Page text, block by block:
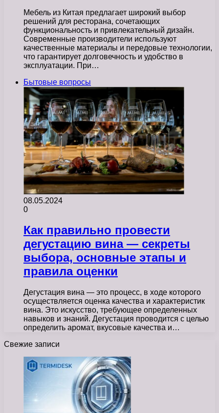
Мебель из Китая предлагает широкий выбор
решений для ресторана, сочетающих
функциональность и привлекательный дизайн.
Современные производители используют
качественные материалы и передовые технологии,
что гарантирует долговечность и удобство в
эксплуатации. При…
Бытовые вопросы
08.05.2024
0
Как правильно провести
дегустацию вина — секреты
выбора, основные этапы и
правила оценки
Дегустация вина — это процесс, в ходе которого
осуществляется оценка качества и характеристик
вина. Это искусство, требующее определенных
навыков и знаний. Дегустация проводится с целью
определить аромат, вкусовые качества и…
Свежие записи